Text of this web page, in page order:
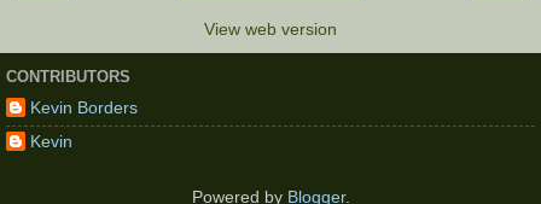
View web version
CONTRIBUTORS
Kevin Borders
Kevin
Powered by Blogger.